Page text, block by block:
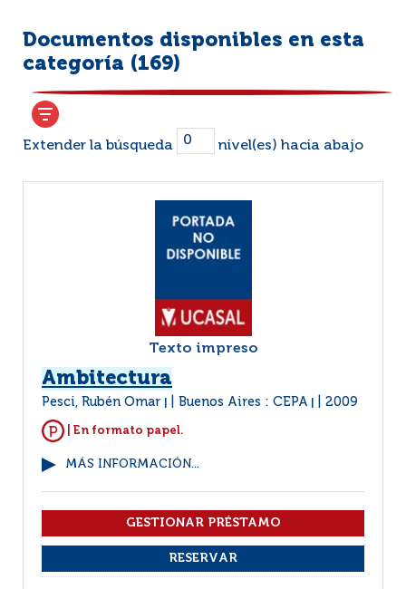
Documentos disponibles en esta
categoría (169)
Extender la búsqueda nivel(es) hacia abajo
Texto impreso
Ambitectura
Pesci, Rubén Omar Buenos Aires : CEPA 2009
| En formato papel.
MÁS INFORMACIÓN...